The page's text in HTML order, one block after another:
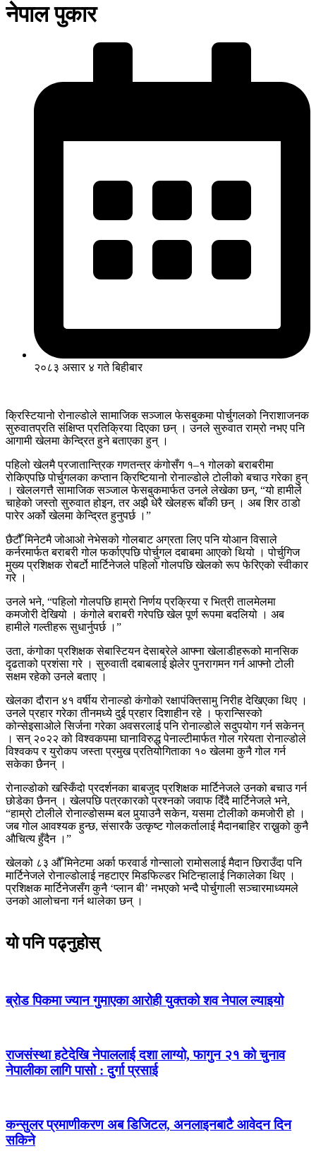
नेपाल पुकार
२०८३ असार ४ गते बिहीबार
क्रिस्टियानो रोनाल्डोले सामाजिक सञ्जाल फेसबुकमा पोर्चुगलको निराशाजनक
सुरुवातप्रति संक्षिप्त प्रतिक्रिया दिएका छन् । उनले सुरुवात राम्रो नभए पनि
आगामी खेलमा केन्द्रित हुने बताएका हुन् ।
पहिलो खेलमै प्रजातान्त्रिक गणतन्त्र कंगोसँग १–१ गोलको बराबरीमा
रोकिएपछि पोर्चुगलका कप्तान क्रिष्टियानो रोनाल्डोले टोलीको बचाउ गरेका हुन्
। खेललगत्तै सामाजिक सञ्जाल फेसबुकमार्फत उनले लेखेका छन्, “यो हामीले
चाहेको जस्तो सुरुवात होइन, तर अझै धेरै खेलहरू बाँकी छन् । अब शिर ठाडो
पारेर अर्को खेलमा केन्द्रित हुनुपर्छ ।”
छैटौँ मिनेटमै जोआओ नेभेसको गोलबाट अग्रता लिए पनि योआन विसाले
कर्नरमार्फत बराबरी गोल फर्काएपछि पोर्चुगल दबाबमा आएको थियो । पोर्चुगिज
मुख्य प्रशिक्षक रोबर्टो मार्टिनेजले पहिलो गोलपछि खेलको रूप फेरिएको स्वीकार
गरे ।
उनले भने, “पहिलो गोलपछि हाम्रो निर्णय प्रक्रिया र भित्री तालमेलमा
कमजोरी देखियो । कंगोले बराबरी गरेपछि खेल पूर्ण रूपमा बदलियो । अब
हामीले गल्तीहरू सुधार्नुपर्छ ।”
उता, कंगोका प्रशिक्षक सेबास्टियन देसाब्रेले आफ्ना खेलाडीहरूको मानसिक
दृढताको प्रशंसा गरे । सुरुवाती दबाबलाई झेलेर पुनरागमन गर्न आफ्नो टोली
सक्षम रहेको उनले बताए ।
खेलका दौरान ४१ वर्षीय रोनाल्डो कंगोको रक्षापंक्तिसामु निरीह देखिएका थिए ।
उनले प्रहार गरेका तीनमध्ये दुई प्रहार दिशाहीन रहे । फ्रान्सिस्को
कोन्सेइसाओले सिर्जना गरेका अवसरलाई पनि रोनाल्डोले सदुपयोग गर्न सकेनन्
। सन् २०२२ को विश्वकपमा घानाविरुद्ध पेनाल्टीमार्फत गोल गरेयता रोनाल्डोले
विश्वकप र युरोकप जस्ता प्रमुख प्रतियोगिताका १० खेलमा कुनै गोल गर्न
सकेका छैनन् ।
रोनाल्डोको खस्किँदो प्रदर्शनका बाबजुद प्रशिक्षक मार्टिनेजले उनको बचाउ गर्न
छोडेका छैनन् । खेलपछि पत्रकारको प्रश्नको जवाफ दिँदै मार्टिनेजले भने,
“हाम्रो टोलीले रोनाल्डोसम्म बल पुर्‍याउनै सकेन, यसमा टोलीको कमजोरी हो ।
जब गोल आवश्यक हुन्छ, संसारकै उत्कृष्ट गोलकर्तालाई मैदानबाहिर राख्नुको कुनै
औचित्य हुँदैन ।”
खेलको ८३ औँ मिनेटमा अर्का फरवार्ड गोन्सालो रामोसलाई मैदान छिराउँदा पनि
मार्टिनेजले रोनाल्डोलाई नहटाएर मिडफिल्डर भिटिन्हालाई निकालेका थिए ।
प्रशिक्षक मार्टिनेजसँग कुनै ‘प्लान बी’ नभएको भन्दै पोर्चुगाली सञ्चारमाध्यमले
उनको आलोचना गर्न थालेका छन् ।
यो पनि पढ्नुहोस्
ब्रोड पिकमा ज्यान गुमाएका आरोही युक्तको शव नेपाल ल्याइयो
राजसंस्था हटेदेखि नेपाललाई दशा लाग्यो, फागुन २१ को चुनाव
नेपालीका लागि पासो : दुर्गा प्रसाई
कन्सुलर प्रमाणीकरण अब डिजिटल, अनलाइनबाटै आवेदन दिन
सकिने